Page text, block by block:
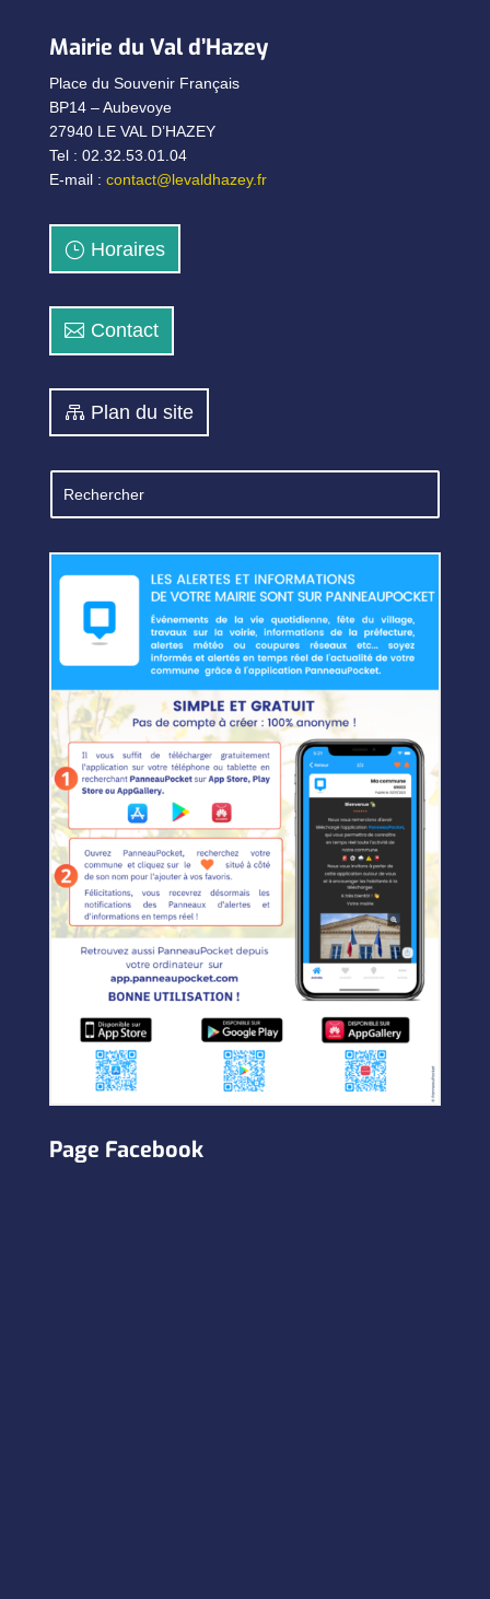
Mairie du Val d’Hazey
Place du Souvenir Français
BP14 – Aubevoye
27940 LE VAL D’HAZEY
Tel : 02.32.53.01.04
E-mail : contact@levaldhazey.fr
Horaires
Contact
Plan du site
Page Facebook